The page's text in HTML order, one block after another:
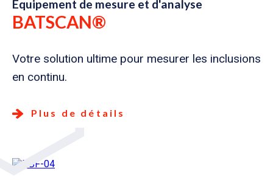
Équipement de mesure et d'analyse
BATSCAN®
Votre solution ultime pour mesurer les inclusions
en continu.
Plus de détails